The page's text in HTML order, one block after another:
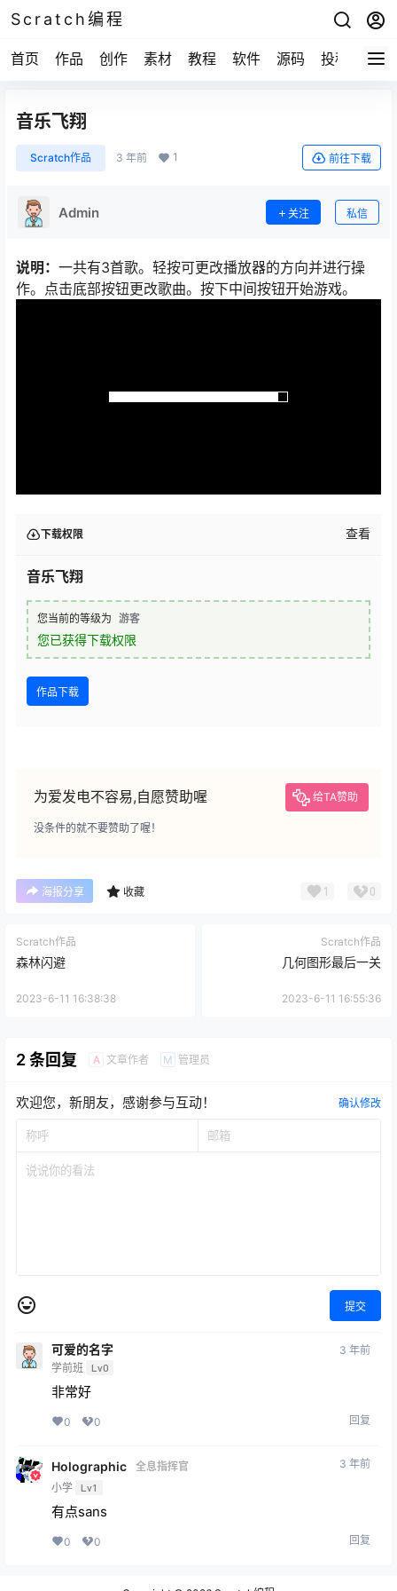
Scratch编程
首页 作品 创作 素材 教程 软件 源码 投稿 关于
音乐飞翔
Scratch作品 3 年前 1 前往下载
Admin 关注 私信
说明： 一共有3首歌。轻按可更改播放器的方向并进行操
作。点击底部按钮更改歌曲。按下中间按钮开始游戏。
下载权限 查看
音乐飞翔
您当前的等级为 游客
您已获得下载权限
作品下载
为爱发电不容易,自愿赞助喔 给TA赞助
没条件的就不要赞助了喔！
海报分享 收藏 1 0
Scratch作品
森林闪避
2023-6-11 16:38:38
Scratch作品
几何图形最后一关
2023-6-11 16:55:36
2 条回复 A 文章作者 M 管理员
欢迎您，新朋友，感谢参与互动！ 确认修改
提交
可爱的名字
学前班 Lv0
3 年前
非常好
0 0 回复
Holographic
全息指挥官
小学 Lv1
3 年前
有点sans
0 0 回复